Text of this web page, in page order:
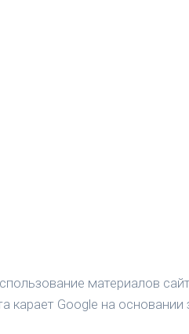
материалов
карает Google на основании